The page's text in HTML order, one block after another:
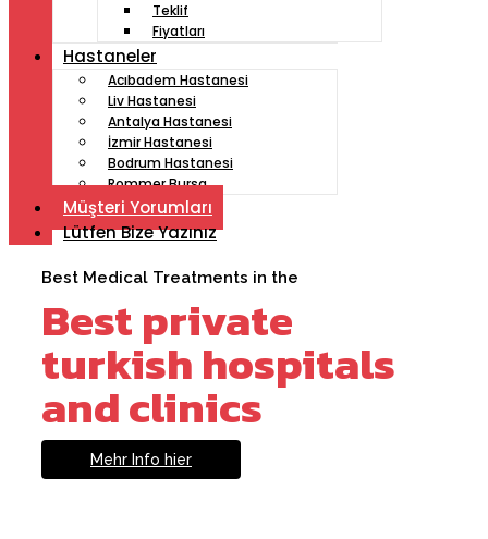
Teklif
Fiyatları
Hastaneler
Acıbadem Hastanesi
Liv Hastanesi
Antalya Hastanesi
İzmir Hastanesi
Bodrum Hastanesi
Rommer Bursa
Müşteri Yorumları
Lütfen Bize Yazınız
Best Medical Treatments in the
Best private
turkish hospitals
and clinics
Mehr Info hier